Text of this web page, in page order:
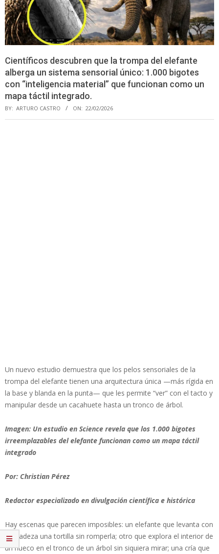
Científicos descubren que la trompa del elefante
alberga un sistema sensorial único: 1.000 bigotes
con “inteligencia material” que funcionan como un
mapa táctil integrado.
BY: ARTURO CASTRO ON: 22/02/2026
Un nuevo estudio demuestra que los pelos sensoriales de la
trompa del elefante tienen una arquitectura única —más rígida en
la base y blanda en la punta— que les permite “ver” con el tacto y
manipular desde un cacahuete hasta un tronco de árbol.
Imagen: Un estudio en Science revela que los 1.000 bigotes
irreemplazables del elefante funcionan como un mapa táctil
integrado
Por: Christian Pérez
Redactor especializado en divulgación científica e histórica
Hay escenas que parecen imposibles: un elefante que levanta con
delicadeza una tortilla sin romperla; otro que explora el interior de
un hueco en el tronco de un árbol sin siquiera mirar; una cría que